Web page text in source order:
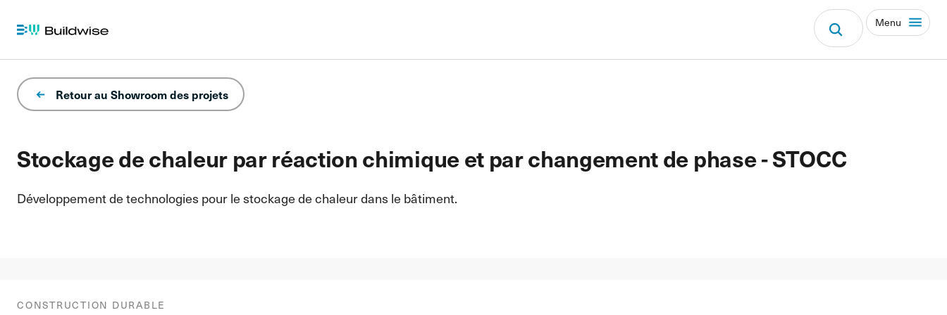
Menu
Stockage de chaleur par réaction chimique et par changement de phase - STOCC
Retour au Showroom des projets
Développement de technologies pour le stockage de chaleur dans le bâtiment.
CONSTRUCTION DURABLE